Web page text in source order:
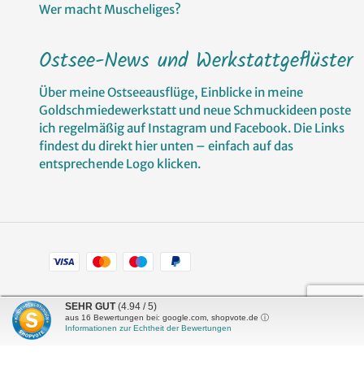
Wer macht Muscheliges?
Ostsee-News und Werkstattgeflüster
Über meine Ostseeausflüge, Einblicke in meine
Goldschmiedewerkstatt und neue Schmuckideen poste
ich regelmäßig auf Instagram und Facebook. Die Links
findest du direkt hier unten – einfach auf das
entsprechende Logo klicken.
Zahlungsarten
FacebookPinterestInstagram
Shop erstellt mit
Besuche uns auch auf lieber-
SEHR GUT (4.94 / 5)
aus 16 Bewertungen bei: google.com, shopvote.de ⓘ
Informationen zur Echtheit der Bewertungen